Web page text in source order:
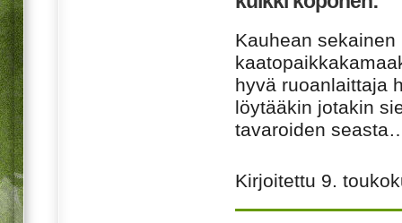
Kauhean
hyvä ruoanlaittaja
löytääkin jotakin
tavaroiden
Kirjoitettu 9.